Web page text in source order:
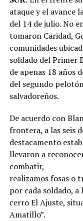
ataque y el avance
del 14 de julio. No
tomaron Caridad,
comunidades
soldado del Primer
de apenas 18 años
del segundo
salvadoreños.
De acuerdo con
frontera, a las seis
destacamento
llevaron a
combatir,
realizamos fosas o
por cada soldado,
cerro El Ajuste,
Amatillo”.